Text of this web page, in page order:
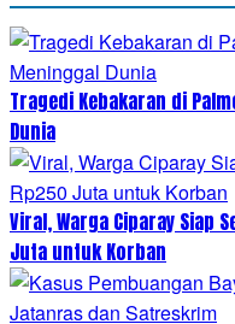
Tragedi Kebakaran di
Dunia
Viral, Warga Ciparay Siap
Juta untuk Korban